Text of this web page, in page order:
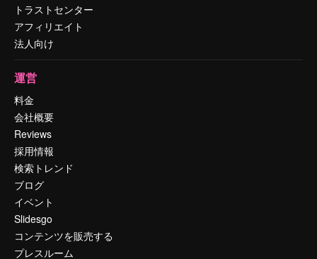
トラストセンター
アフィリエイト
法人向け
運営
料金
会社概要
Reviews
採用情報
検索トレンド
ブログ
イベント
Slidesgo
コンテンツを販売する
プレスルーム